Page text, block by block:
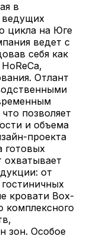
в
ведущих
цикла на Юге
ведет с
себя как
Отлант
позволяет
и объема
проекта
готовых
охватывает
от
кровати Box-
комплексного
зон. Особое